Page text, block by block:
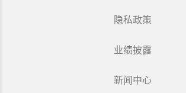
隐私政策
业绩披露
新闻中心